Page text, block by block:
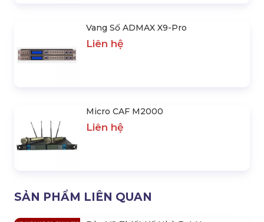
Vang Số ADMAX X9-Pro
Liên hệ
Micro CAF M2000
Liên hệ
SẢN PHẨM LIÊN QUAN